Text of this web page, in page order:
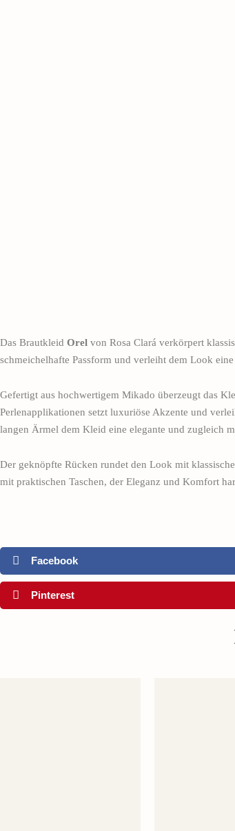
Das Brautkleid Orel von Rosa Clará verkörpert
schmeichelhafte Passform und verleiht dem Look
Gefertigt aus hochwertigem Mikado überzeugt das
Perlenapplikationen setzt luxuriöse Akzente und
langen Ärmel dem Kleid eine elegante und zugleich
Der geknöpfte Rücken rundet den Look mit
mit praktischen Taschen, der Eleganz und Komfort
Facebook
Pinterest